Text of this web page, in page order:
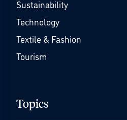
Sustainability
Technology
Textile & Fashion
Tourism
Topics